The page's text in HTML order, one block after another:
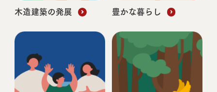
WOOD DESIGN賞受賞
木造建築の発展 豊かな暮らし